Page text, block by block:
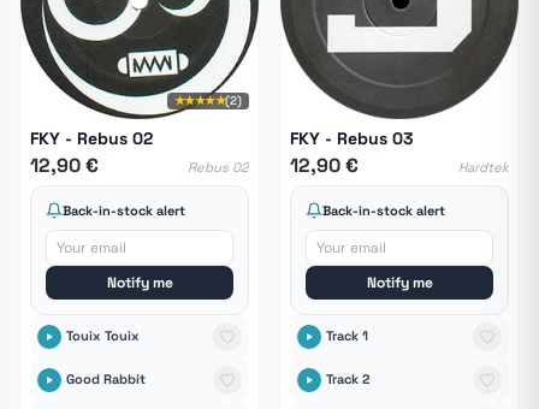
★★★★★(2)
FKY - Rebus 02
12,90 € Rebus 02
Back-in-stock alert
Notify me
Touix Touix
Good Rabbit
FKY - Rebus 03
12,90 € Hardtek
Back-in-stock alert
Notify me
Track 1
Track 2